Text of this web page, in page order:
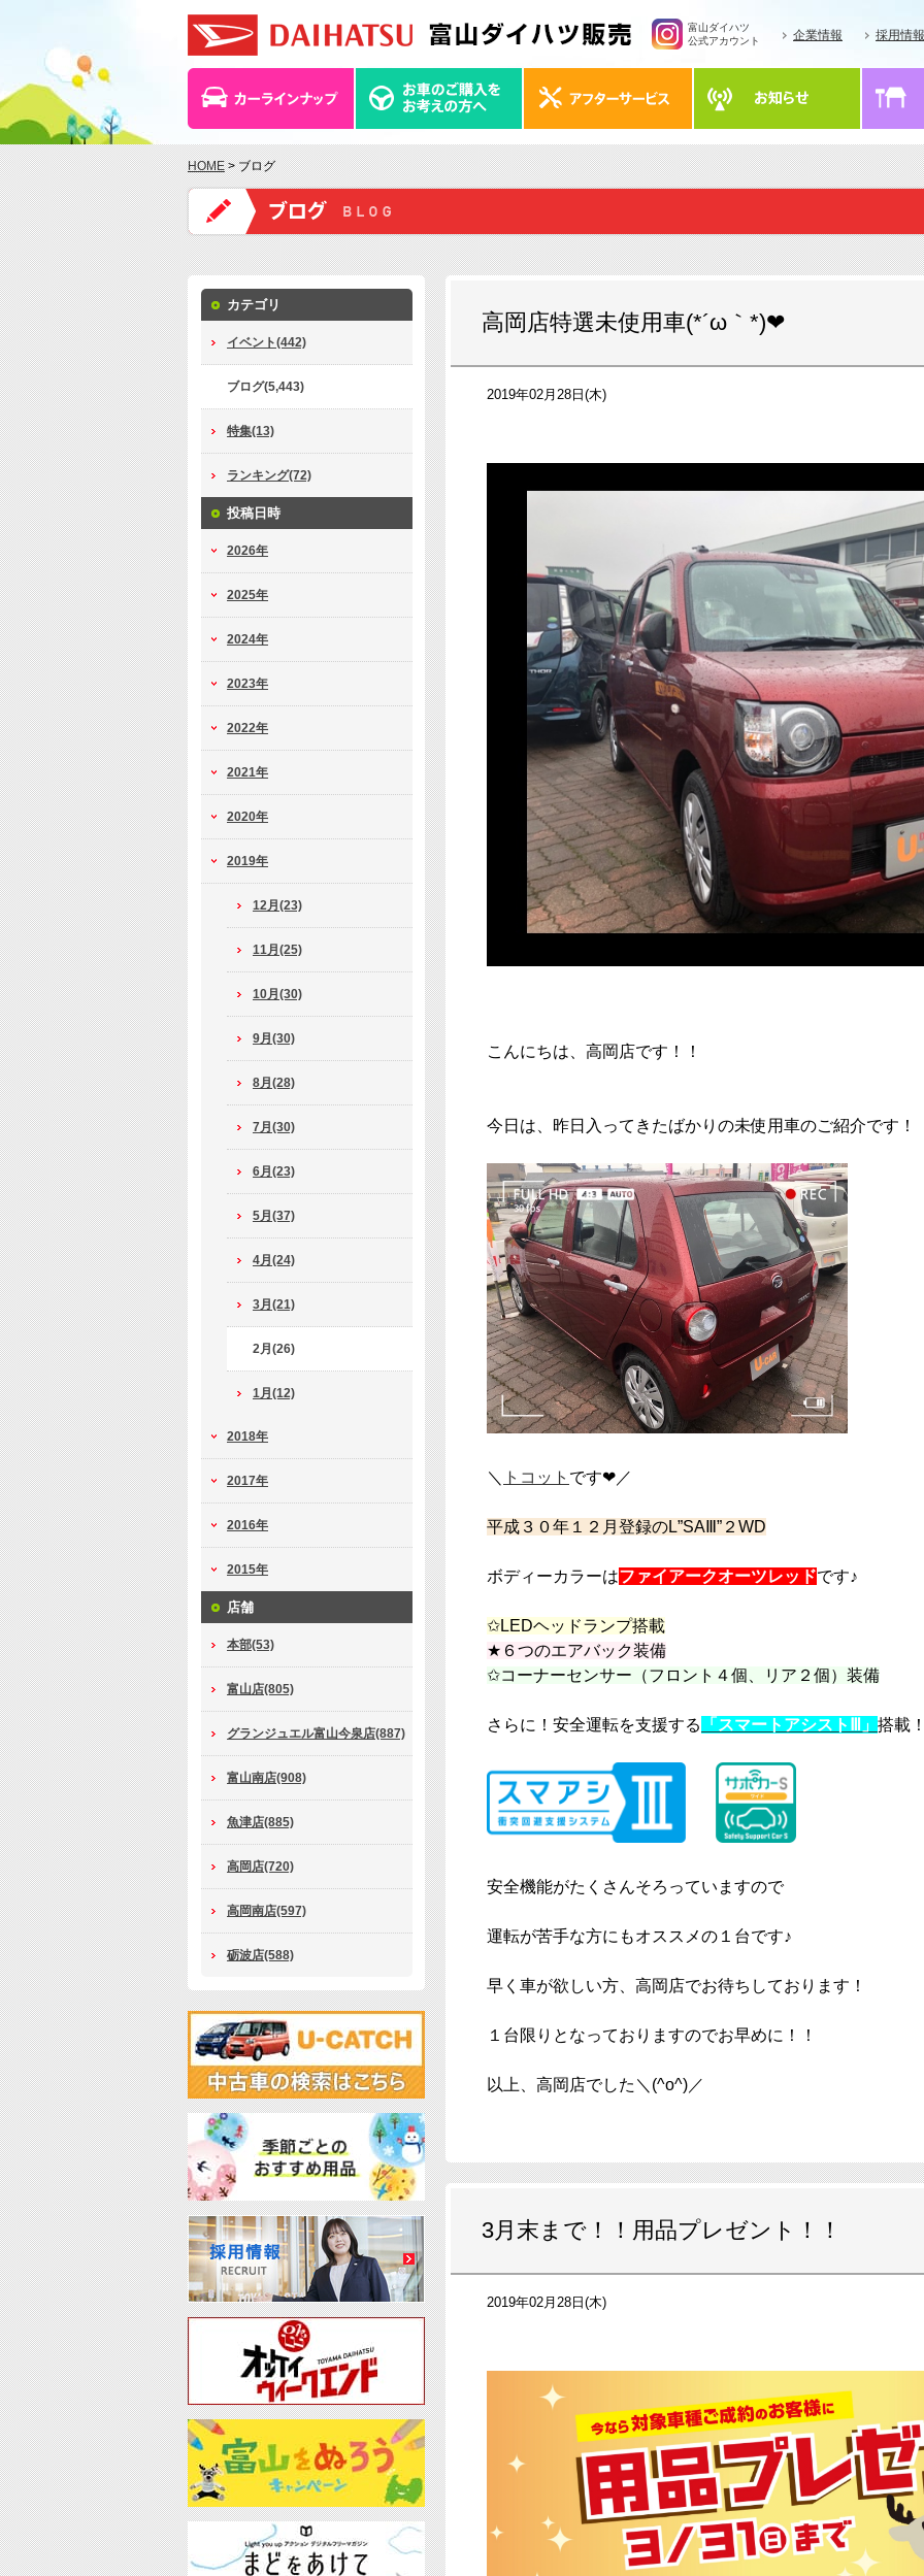
富山ダイハツ
公式アカウント
企業情報 採用情報
HOME> ブログ
カテゴリ
イベント(442)
ブログ(5,443)
特集(13)
ランキング(72)
投稿日時
2026年
2025年
2024年
2023年
2022年
2021年
2020年
2019年
12月(23)
11月(25)
10月(30)
9月(30)
8月(28)
7月(30)
6月(23)
5月(37)
4月(24)
3月(21)
2月(26)
1月(12)
2018年
2017年
2016年
2015年
店舗
本部(53)
富山店(805)
グランジュエル富山今泉店(887)
富山南店(908)
魚津店(885)
高岡店(720)
高岡南店(597)
砺波店(588)
高岡店特選未使用車(*´ω｀*)❤
2019年02月28日(木)
こんにちは、高岡店です！！
今日は、昨日入ってきたばかりの未使用車のご紹介です！
＼ トコット です❤／
平成３０年１２月登録のL”SAⅢ”２WD
ボディーカラーはファイアークオーツレッドです♪
✩LEDヘッドランプ搭載
★６つのエアバック装備
✩コーナーセンサー（フロント４個、リア２個）装備
さらに！安全運転を支援する 「スマートアシストⅢ」 搭載
安全機能がたくさんそろっていますので
運転が苦手な方にもオススメの１台です♪
早く車が欲しい方、高岡店でお待ちしております！
１台限りとなっておりますのでお早めに！！
以上、高岡店でした＼(^o^)／
3月末まで！！用品プレゼント！！
2019年02月28日(木)